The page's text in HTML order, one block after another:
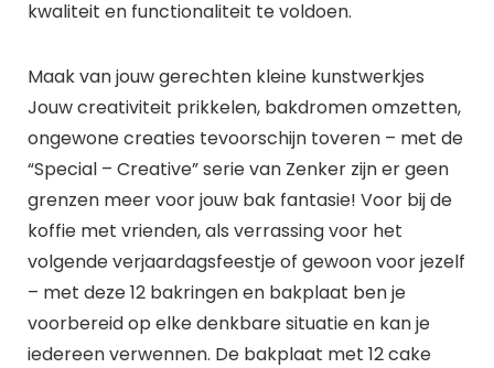
kwaliteit en functionaliteit te voldoen.
Maak van jouw gerechten kleine kunstwerkjes
Jouw creativiteit prikkelen, bakdromen omzetten,
ongewone creaties tevoorschijn toveren – met de
“Special – Creative” serie van Zenker zijn er geen
grenzen meer voor jouw bak fantasie! Voor bij de
koffie met vrienden, als verrassing voor het
volgende verjaardagsfeestje of gewoon voor jezelf
– met deze 12 bakringen en bakplaat ben je
voorbereid op elke denkbare situatie en kan je
iedereen verwennen. De bakplaat met 12 cake